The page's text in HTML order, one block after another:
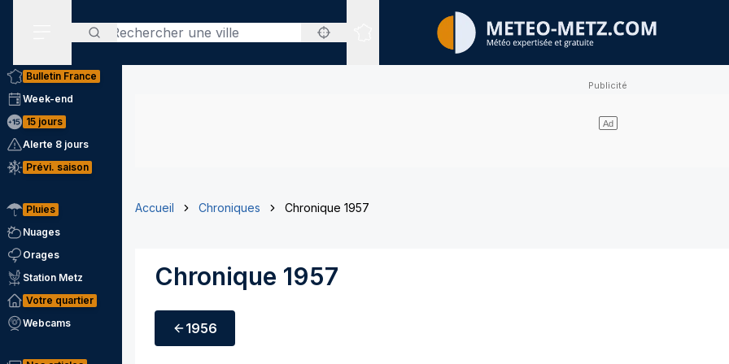
Rechercher
Sites expertisés
Bulletin France
Week-end
15 jours
Alerte 8 jours
Prévi. saison
Pluies
Nuages
Orages
Station Metz
Votre quartier
Webcams
Accueil Chroniques Chronique 1957
Chronique 1957
1956